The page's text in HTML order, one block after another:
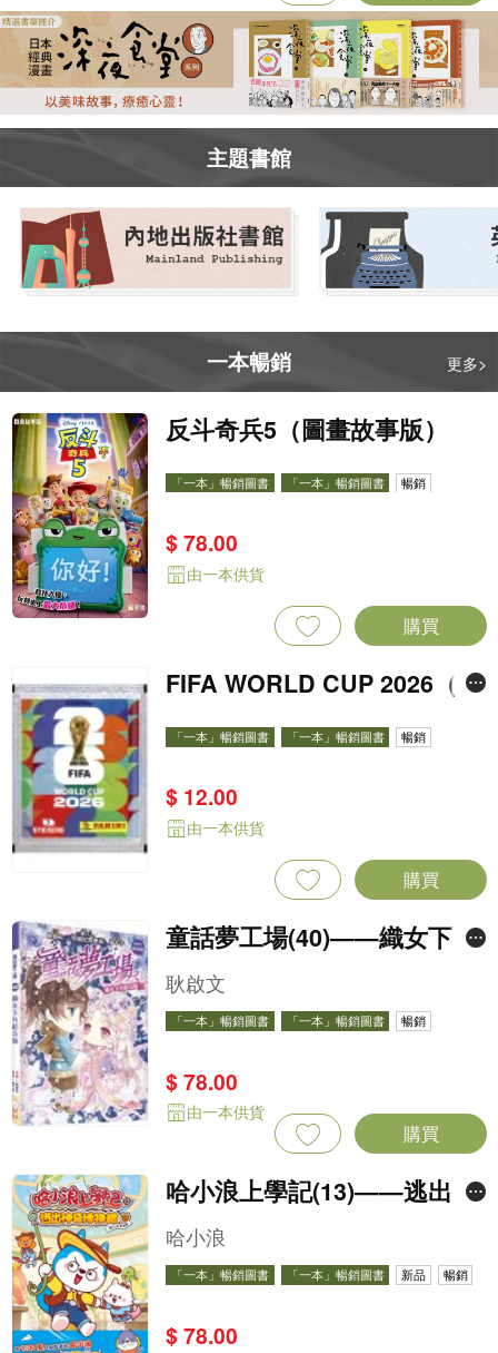
主題書館
一本暢銷 更多>
反斗奇兵5（圖畫故事版）
「一本」暢銷圖書 「一本」暢銷圖書 暢銷
$ 78.00
由一本供貨
購買
FIFA WORLD CUP 2026（St
「一本」暢銷圖書 「一本」暢銷圖書 暢銷
$ 12.00
由一本供貨
購買
童話夢工場(40)——織女下凡
結奇緣
耿啟文
「一本」暢銷圖書 「一本」暢銷圖書 暢銷
$ 78.00
由一本供貨
購買
哈小浪上學記(13)——逃出神
奇博物館
哈小浪
「一本」暢銷圖書 「一本」暢銷圖書 新品 暢銷
$ 78.00